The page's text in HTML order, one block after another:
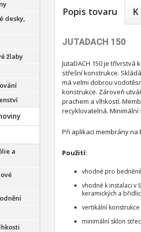
Popis tovaru
JUTADACH 150
JutaDACH 150 je
střešní konstrukce.
má velmi dobrou
konstrukce. Zároveň
prachem a vlhkostí.
recyklovatelná. Minimální
Při aplikaci membrány
Použití:
vhodné pro
vhodné k instalaci v
keramických a
vertikální
minimální sklon
desky,
žlaby
a